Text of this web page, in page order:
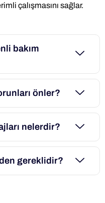
çalışmasını sağlar.
bakım
önler?
nelerdir?
gereklidir?